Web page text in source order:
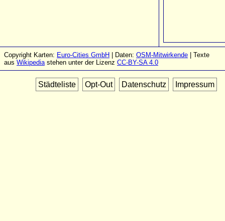
Copyright Karten: Euro-Cities GmbH | Daten: OSM-Mitwirkende | Texte
aus Wikipediastehen unter der Lizenz CC-BY-SA 4.0
Städteliste Opt-Out Datenschutz Impressum